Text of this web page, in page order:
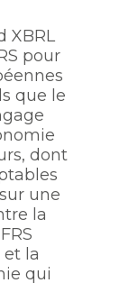
XBRL
pour
que le
dont
une
la
la
qui